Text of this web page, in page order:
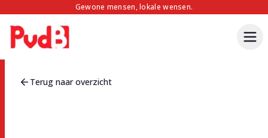
Gewone mensen, lokale wensen.
Terug naar overzicht